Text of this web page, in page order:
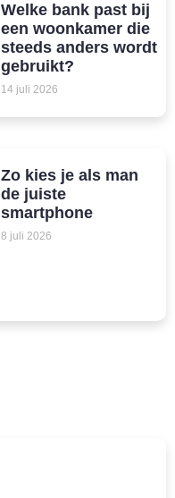
Welke bank past bij
een woonkamer die
steeds anders wordt
gebruikt?
14 juli 2026
Zo kies je als man
de juiste
smartphone
8 juli 2026